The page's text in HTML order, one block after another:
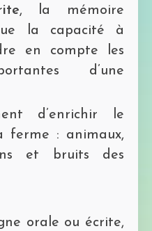
, la mémoire
la capacité à
en compte les
d’une
d’enrichir le
ferme : animaux,
et bruits des
orale ou écrite,